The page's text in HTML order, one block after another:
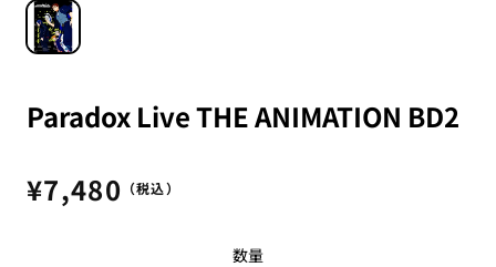
Paradox Live THE ANIMATION BD2
通
常
¥7,480 （税込）
数量